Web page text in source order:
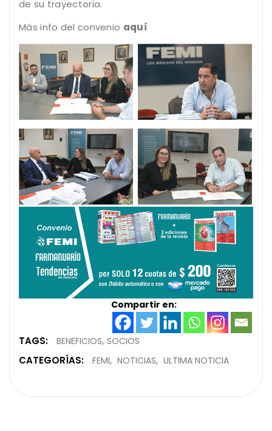
de su trayectoria.
Más info del convenio aquí
Compartir en:
TAGS: BENEFICIOS SOCIOS
CATEGORÍAS: FEMI NOTICIAS ULTIMA NOTICIA